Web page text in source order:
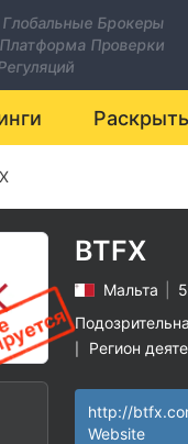
Глобальные Брокеры
Платформа Проверки
Раскрыть
BTFX
Мальта
Регион
http://
Website